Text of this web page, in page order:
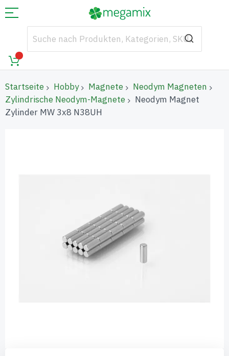
Startseite Hobby Magnete
Neodym Magneten
Zylindrische Neodym-Magnete
Neodym Magnet
Zylinder MW 3x8 N38UH